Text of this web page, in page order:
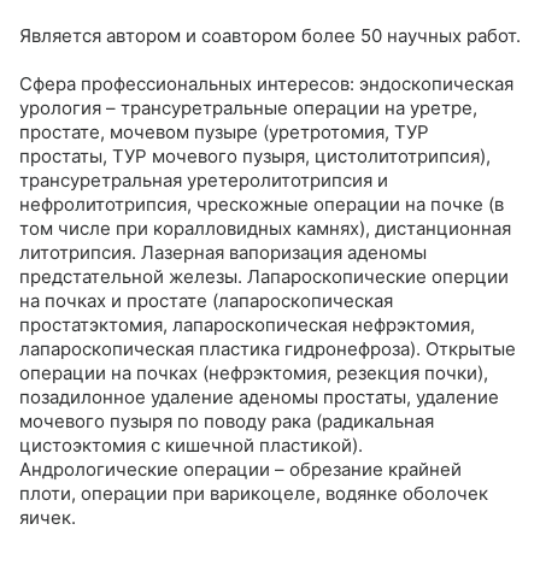
Является автором и соавтором более 50 научных работ.
Сфера профессиональных интересов: эндоскопическая
урология – трансуретральные операции на уретре,
простате, мочевом пузыре (уретротомия, ТУР
простаты, ТУР мочевого пузыря, цистолитотрипсия),
трансуретральная уретеролитотрипсия и
нефролитотрипсия, чрескожные операции на почке (в
том числе при коралловидных камнях), дистанционная
литотрипсия. Лазерная вапоризация аденомы
предстательной железы. Лапароскопические оперции
на почках и простате (лапароскопическая
простатэктомия, лапароскопическая нефрэктомия,
лапароскопическая пластика гидронефроза). Открытые
операции на почках (нефрэктомия, резекция почки),
позадилонное удаление аденомы простаты, удаление
мочевого пузыря по поводу рака (радикальная
цистоэктомия с кишечной пластикой).
Андрологические операции – обрезание крайней
плоти, операции при варикоцеле, водянке оболочек
яичек.